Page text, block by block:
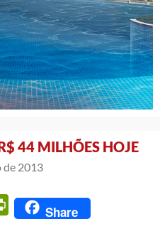
44 MILHÕES HOJE
de 2013
PrintFriendly
Share